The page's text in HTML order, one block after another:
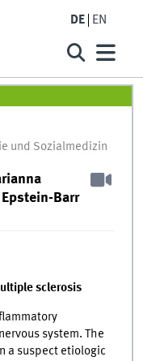
DE EN
und Sozialmedizin
Barr
sclerosis
system. The
a suspect etiologic